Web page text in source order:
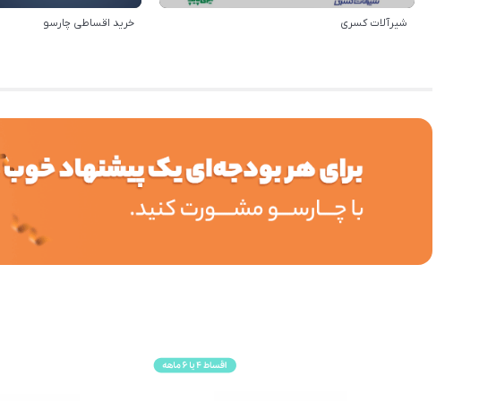
شیرآلات کسری خرید اقساطی چارسو